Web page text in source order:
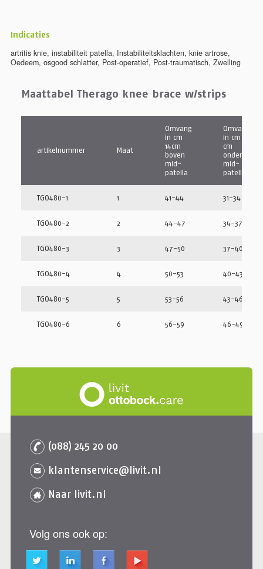
Indicaties
artritis knie, instabiliteit patella, Instabiliteitsklachten, knie artrose,
Oedeem, osgood schlatter, Post-operatief, Post-traumatisch, Zwelling
Maattabel Therago knee brace w/strips
artikelnummer Maat
Omvang
in cm
14cm
boven
mid-
patella
Omvang
in cm 12
cm
onder
mid-
patella
TGO480-1 1 41-44 31-34
TGO480-2 2 44-47 34-37
TGO480-3 3 47-50 37-40
TGO480-4 4 50-53 40-43
TGO480-5 5 53-56 43-46
TGO480-6 6 56-59 46-49
(088) 245 20 00
klantenservice@livit.nl
Naar livit.nl
Volg ons ook op: